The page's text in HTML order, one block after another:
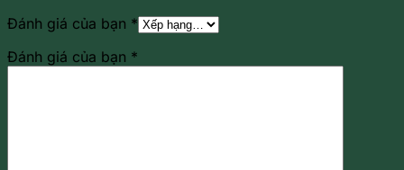
Đánh giá của bạn *
Đánh giá của bạn *